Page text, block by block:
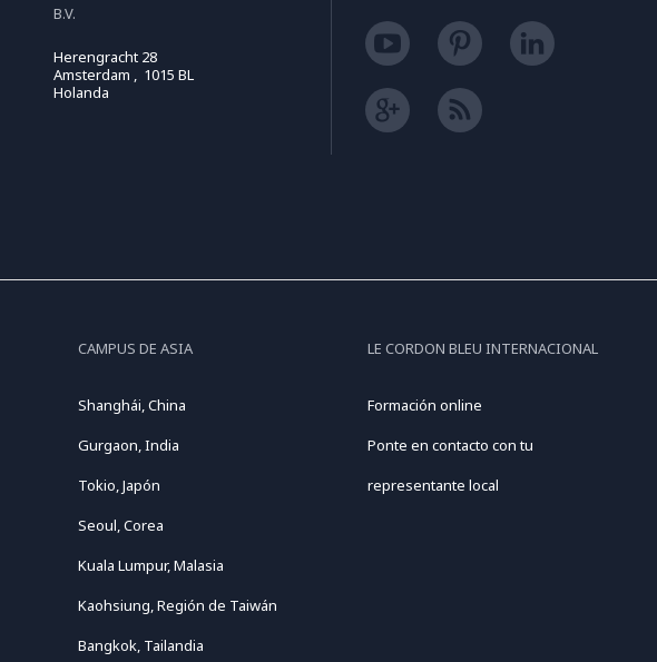
B.V.
Herengracht 28
Amsterdam , 1015 BL
Holanda
CAMPUS DE ASIA
Shanghái, China
Gurgaon, India
Tokio, Japón
Seoul, Corea
Kuala Lumpur, Malasia
Kaohsiung, Región de Taiwán
Bangkok, Tailandia
LE CORDON BLEU INTERNACIONAL
Formación online
Ponte en contacto con tu
representante local